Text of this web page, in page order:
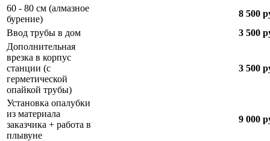
60 - 80 см (алмазное
бурение)
8 500
Ввод трубы в дом
3 500
Дополнительная
врезка в корпус
станции (с
герметической
опайкой трубы)
3 500
Установка опалубки
из материала
заказчика + работа в
плывуне
9 000